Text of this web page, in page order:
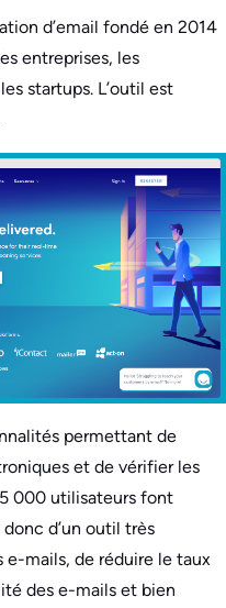
d’email fondé en 2014
entreprises, les
startups. L’outil est
permettant de
et de vérifier les
000 utilisateurs font
d’un outil très
mails, de réduire le taux
des e-mails et bien